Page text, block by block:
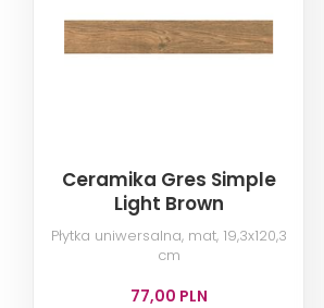
Ceramika Gres Simple
Light Brown
Płytka uniwersalna, mat, 19,3x120,3
cm
77,00 PLN